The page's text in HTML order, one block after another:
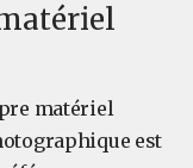
matériel
est